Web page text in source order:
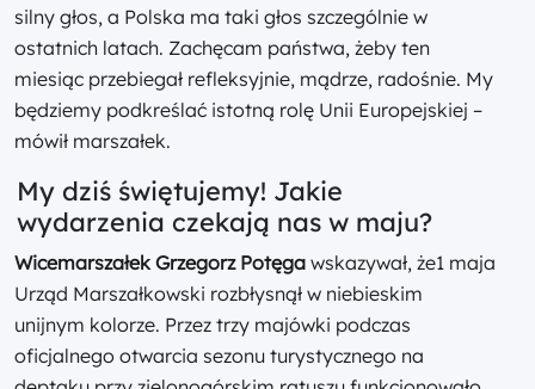
silny głos, a Polska ma taki głos szczególnie w
ostatnich latach. Zachęcam państwa, żeby ten
miesiąc przebiegał refleksyjnie, mądrze, radośnie. My
będziemy podkreślać istotną rolę Unii Europejskiej –
mówił marszałek.
My dziś świętujemy! Jakie
wydarzenia czekają nas w maju?
Wicemarszałek Grzegorz Potęga wskazywał, że1 maja
Urząd Marszałkowski rozbłysnął w niebieskim
unijnym kolorze. Przez trzy majówki podczas
oficjalnego otwarcia sezonu turystycznego na